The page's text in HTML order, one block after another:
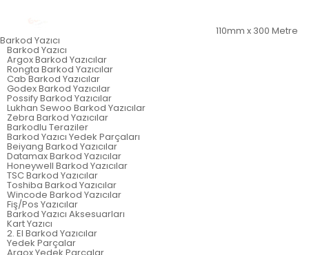
110mm x 300 Metre
Barkod Yazıcı
Barkod Yazıcı
Argox Barkod Yazıcılar
Rongta Barkod Yazıcılar
Cab Barkod Yazıcılar
Godex Barkod Yazıcılar
Possify Barkod Yazıcılar
Lukhan Sewoo Barkod Yazıcılar
Zebra Barkod Yazıcılar
Barkodlu Teraziler
Barkod Yazıcı Yedek Parçaları
Beiyang Barkod Yazıcılar
Datamax Barkod Yazıcılar
Honeywell Barkod Yazıcılar
TSC Barkod Yazıcılar
Toshiba Barkod Yazıcılar
Wincode Barkod Yazıcılar
Fiş/Pos Yazıcılar
Barkod Yazıcı Aksesuarları
Kart Yazıcı
2. El Barkod Yazıcılar
Yedek Parçalar